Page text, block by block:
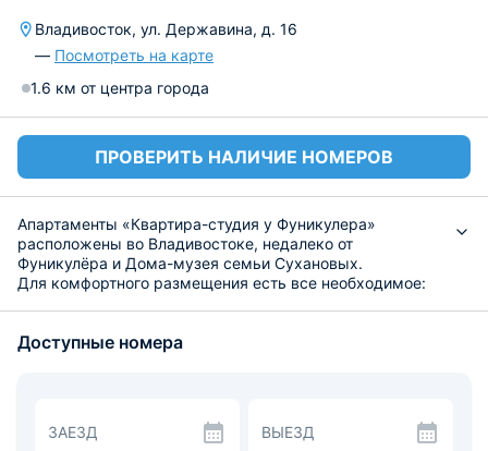
Владивосток, ул. Державина, д. 16
— Посмотреть на карте
1.6 км от центра города
ПРОВЕРИТЬ НАЛИЧИЕ НОМЕРОВ
Апартаменты «Квартира-студия у Фуникулера»
расположены во Владивостоке, недалеко от
Фуникулёра и Дома-музея семьи Сухановых.
Для комфортного размещения есть все необходимое:
стиральная машина, а также средства личной гигиены:
микроволновая печь, плита, холодильник,
электрический чайник. Помимо этого, есть кухонные
Доступные номера
ЗАЕЗД ВЫЕЗД